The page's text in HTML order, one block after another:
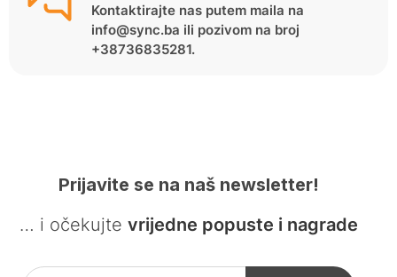
Kontaktirajte nas putem maila na
info@sync.ba ili pozivom na broj
+38736835281.
Prijavite se na naš newsletter!
… i očekujte vrijedne popuste i nagrade